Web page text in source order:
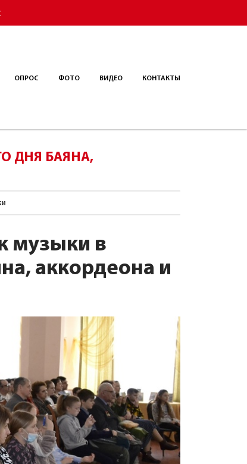
ОПРОС ФОТО ВИДЕО КОНТАКТЫ
ДНЯ БАЯНА,
музыки в
аккордеона и